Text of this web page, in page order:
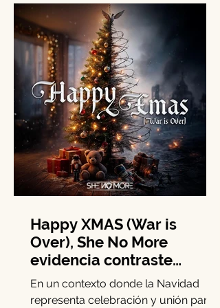
mediante la iniciativa Rayados Wish.
Este esfuerzo se enfoca en la niñez
con situaciones médicas vulnerables
para generar experiencias orientadas
a su bienestar emocional y social.
Durante esta edición, el programa
benefició a seis familias con una
dinámica especial diseñada en alianza
con Viva y la Fundación Dr. Sonrisas.
Entre el 24 y el 26 de abril, Sofía,
André, Ma
Happy XMAS (War is
Over), She No More
evidencia contraste